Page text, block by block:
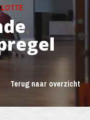
Terug naar overzicht